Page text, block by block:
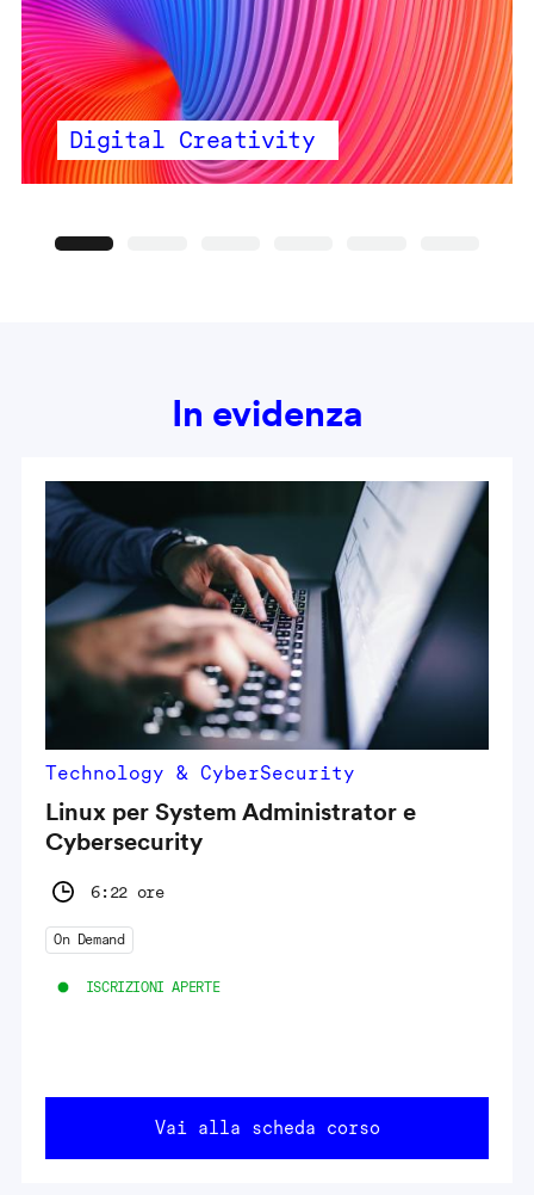
Digital Creativity
In evidenza
Technology & CyberSecurity
Linux per System Administrator e
Cybersecurity
6:22 ore
On Demand
ISCRIZIONI APERTE
Vai alla scheda corso